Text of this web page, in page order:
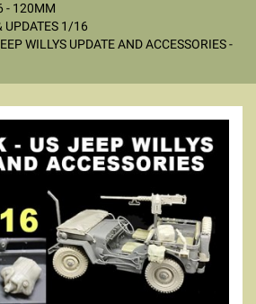
- 120MM
UPDATES 1/16
WILLYS UPDATE AND ACCESSORIES -